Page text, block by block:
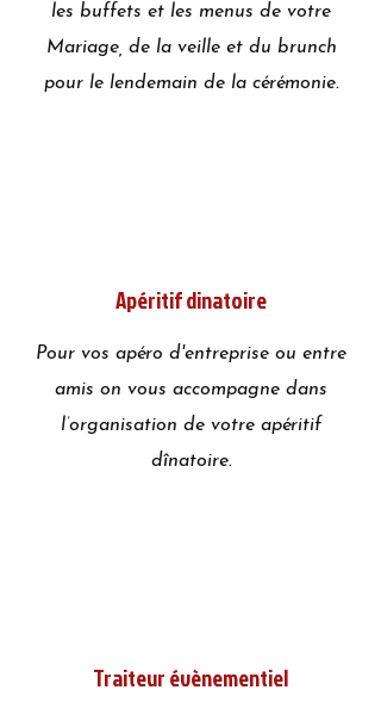
les buffets et les menus de votre
Mariage, de la veille et du brunch
pour le lendemain de la cérémonie.
Apéritif dinatoire
Pour vos apéro d'entreprise ou entre
amis on vous accompagne dans
l’organisation de votre apéritif
dînatoire.
Traiteur évènementiel